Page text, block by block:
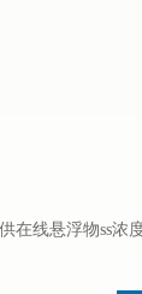
在线悬浮物ss浓